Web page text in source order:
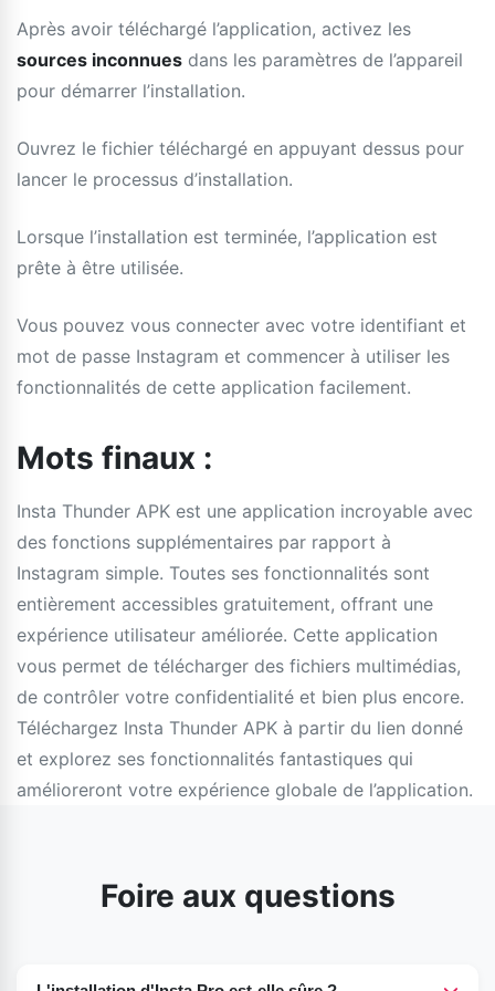
Après avoir téléchargé l’application, activez les
sources inconnues dans les paramètres de l’appareil
pour démarrer l’installation.
Ouvrez le fichier téléchargé en appuyant dessus pour
lancer le processus d’installation.
Lorsque l’installation est terminée, l’application est
prête à être utilisée.
Vous pouvez vous connecter avec votre identifiant et
mot de passe Instagram et commencer à utiliser les
fonctionnalités de cette application facilement.
Mots finaux :
Insta Thunder APK est une application incroyable avec
des fonctions supplémentaires par rapport à
Instagram simple. Toutes ses fonctionnalités sont
entièrement accessibles gratuitement, offrant une
expérience utilisateur améliorée. Cette application
vous permet de télécharger des fichiers multimédias,
de contrôler votre confidentialité et bien plus encore.
Téléchargez Insta Thunder APK à partir du lien donné
et explorez ses fonctionnalités fantastiques qui
amélioreront votre expérience globale de l’application.
Foire aux questions